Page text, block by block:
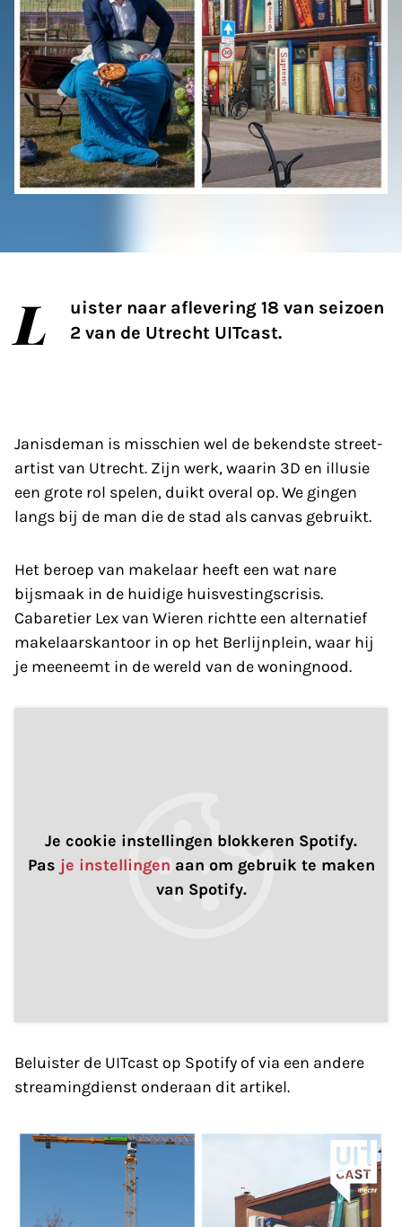
L
uister naar aflevering 18 van seizoen
2 van de Utrecht UITcast.
Janisdeman is misschien wel de bekendste street-
artist van Utrecht. Zijn werk, waarin 3D en illusie
een grote rol spelen, duikt overal op. We gingen
langs bij de man die de stad als canvas gebruikt.
Het beroep van makelaar heeft een wat nare
bijsmaak in de huidige huisvestingscrisis.
Cabaretier Lex van Wieren richtte een alternatief
makelaarskantoor in op het Berlijnplein, waar hij
je meeneemt in de wereld van de woningnood.
Je cookie instellingen blokkeren Spotify.
Pas je instellingen aan om gebruik te maken
van Spotify.
Beluister de UITcast op Spotify of via een andere
streamingdienst onderaan dit artikel.